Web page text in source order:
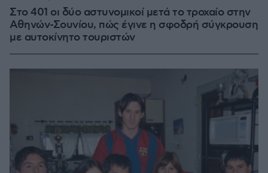
Στο 401 οι δύο αστυνομικοί μετά το τροχαίο στην
Αθηνών-Σουνίου, πώς έγινε η σφοδρή σύγκρουση
με αυτοκίνητο τουριστών